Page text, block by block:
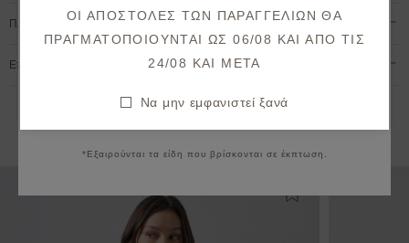
Πληρωμή & Αποστολή
Επιστροφές & Ακυρώσεις
Εναλλακτικές προτάσεις
Συμφωνώ με τους όρους και προϋποθέσεις
*Εξαιρούνται τα είδη που βρίσκονται σε έκπτωση.
ΟΙ ΑΠΟΣΤΟΛΕΣ ΤΩΝ ΠΑΡΑΓΓΕΛΙΩΝ ΘΑ
ΠΡΑΓΜΑΤΟΠΟΙΟΥΝΤΑΙ ΩΣ 06/08 ΚΑΙ ΑΠΟ ΤΙΣ
24/08 KAI META
Να μην εμφανιστεί ξανά